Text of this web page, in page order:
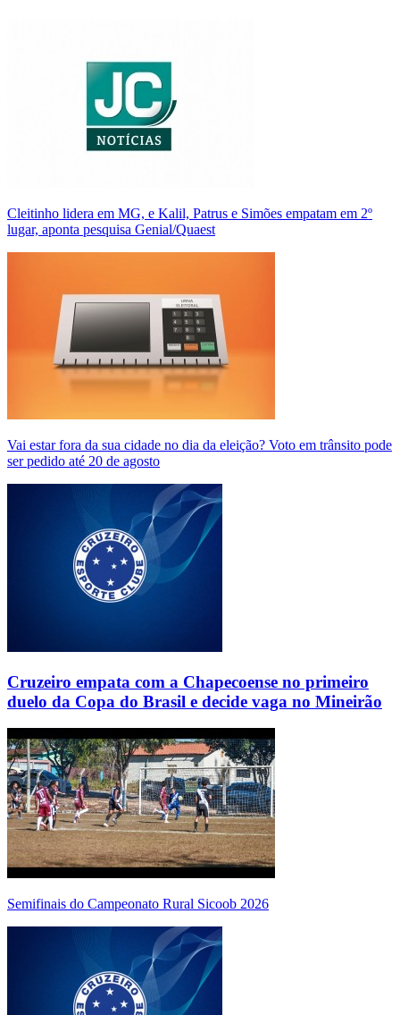
Cleitinho lidera em MG, e Kalil, Patrus e Simões empatam em 2º
lugar, aponta pesquisa Genial/Quaest
Vai estar fora da sua cidade no dia da eleição? Voto em trânsito pode
ser pedido até 20 de agosto
Cruzeiro empata com a Chapecoense no primeiro
duelo da Copa do Brasil e decide vaga no Mineirão
Semifinais do Campeonato Rural Sicoob 2026